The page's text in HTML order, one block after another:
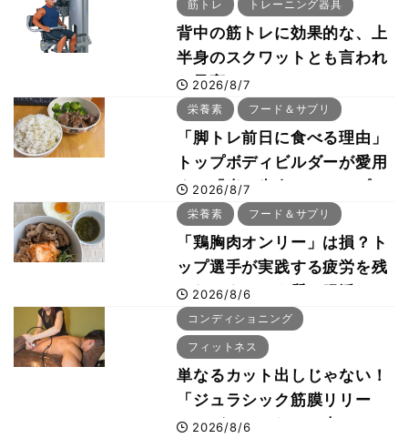
筋トレ トレーニング器具
背中の筋トレに効果的な、上
半身のスクワットとも言われ
た最高マシン“ノーチラス・
プルオーバーマシン”とは？
2026/8/7
栄養素 フード＆サプリ
「脚トレ前日に食べる理由」
トップボディビルダーが愛用
する「米＋牛肉」のシンプル
回復メシとは？
2026/8/7
栄養素 フード＆サプリ
「鶏胸肉オンリー」は損？ト
ップ選手が実践する疲労を残
さないタンパク質＆腸活コン
ボ
2026/8/6
コンディショニング
フィットネス
単なるカット出しじゃない！
「ジュラシック筋膜リリー
ス」が口コミだけで大ヒット
2026/8/6